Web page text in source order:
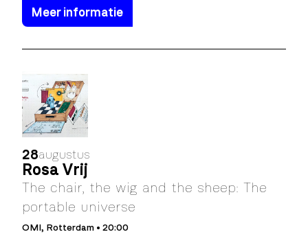
Meer informatie
28augustus
Rosa Vrij
The chair, the wig and the sheep: The
portable universe
OMI, Rotterdam • 20:00